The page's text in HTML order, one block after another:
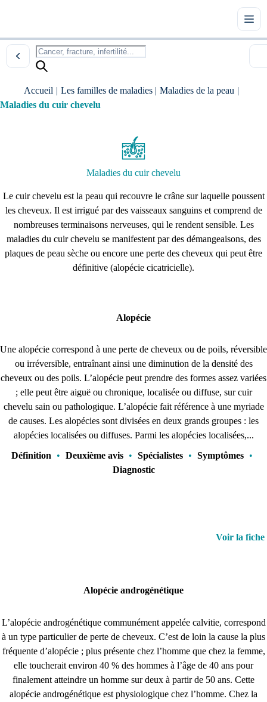
Accueil | Les familles de maladies | Maladies de la peau |
Maladies du cuir chevelu
Maladies du cuir chevelu
Le cuir chevelu est la peau qui recouvre le crâne sur laquelle poussent
les cheveux. Il est irrigué par des vaisseaux sanguins et comprend de
nombreuses terminaisons nerveuses, qui le rendent sensible. Les
maladies du cuir chevelu se manifestent par des démangeaisons, des
plaques de peau sèche ou encore une perte des cheveux qui peut être
définitive (alopécie cicatricielle).
Alopécie
Une alopécie correspond à une perte de cheveux ou de poils, réversible
ou irréversible, entraînant ainsi une diminution de la densité des
cheveux ou des poils. L’alopécie peut prendre des formes assez variées
; elle peut être aiguë ou chronique, localisée ou diffuse, sur cuir
chevelu sain ou pathologique. L’alopécie fait référence à une myriade
de causes. Les alopécies sont divisées en deux grands groupes : les
alopécies localisées ou diffuses. Parmi les alopécies localisées,...
Définition
• Deuxième avis • Spécialistes • Symptômes •
Diagnostic
Voir la fiche
Alopécie androgénétique
L’alopécie androgénétique communément appelée calvitie, correspond
à un type particulier de perte de cheveux. C’est de loin la cause la plus
fréquente d’alopécie ; plus présente chez l’homme que chez la femme,
elle toucherait environ 40 % des hommes à l’âge de 40 ans pour
finalement atteindre un homme sur deux à partir de 50 ans. Cette
alopécie androgénétique est physiologique chez l’homme. Chez la